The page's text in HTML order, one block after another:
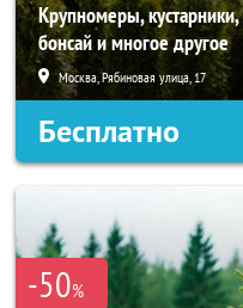
Крупномеры,
бонсай и многое другое
Москва, Рябиновая улица, 17
Бесплатно
-50%